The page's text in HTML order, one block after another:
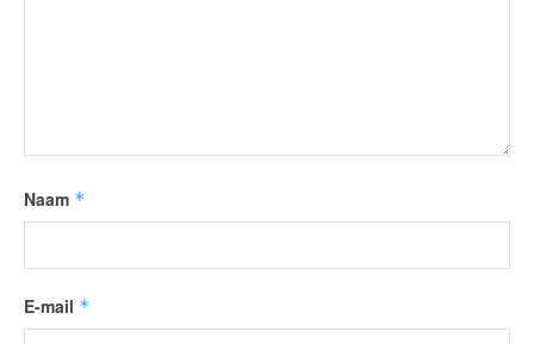
Naam *
E-mail *